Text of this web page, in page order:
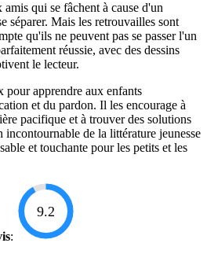
qui se fâchent à cause d'un
séparer. Mais les retrouvailles sont
qu'ils ne peuvent pas se passer l'un
réussie, avec des dessins
le lecteur.
apprendre aux enfants
et du pardon. Il les encourage à
pacifique et à trouver des solutions
de la littérature jeunesse
et touchante pour les petits et les
:
9.2